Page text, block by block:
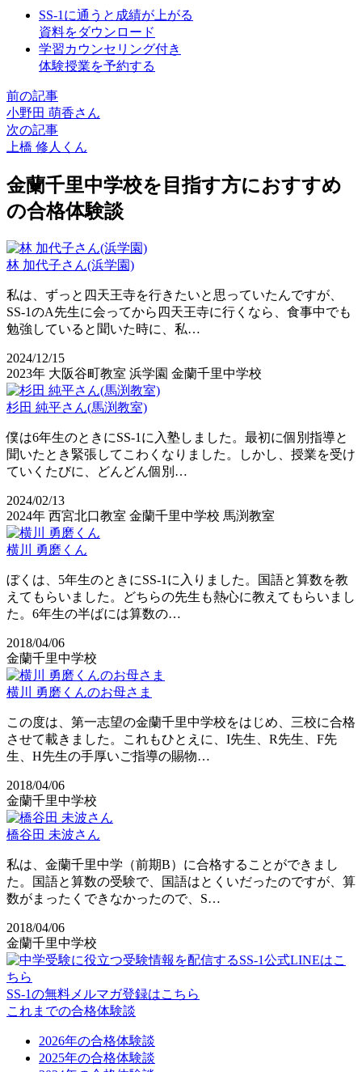
SS-1に通うと成績が上がる
資料をダウンロード
学習カウンセリング付き
体験授業を予約する
前の記事
小野田 萌香さん
次の記事
上橋 修人くん
金蘭千里中学校を目指す方におすすめ
の合格体験談
林 加代子さん(浜学園)
私は、ずっと四天王寺を行きたいと思っていたんですが、
SS-1のA先生に会ってから四天王寺に行くなら、食事中でも
勉強していると聞いた時に、私…
2024/12/15
2023年 大阪谷町教室 浜学園 金蘭千里中学校
杉田 純平さん(馬渕教室)
僕は6年生のときにSS-1に入塾しました。最初に個別指導と
聞いたとき緊張してこわくなりました。しかし、授業を受け
ていくたびに、どんどん個別…
2024/02/13
2024年 西宮北口教室 金蘭千里中学校 馬渕教室
横川 勇磨くん
ぼくは、5年生のときにSS-1に入りました。国語と算数を教
えてもらいました。どちらの先生も熱心に教えてもらいまし
た。6年生の半ばには算数の…
2018/04/06
金蘭千里中学校
横川 勇磨くんのお母さま
この度は、第一志望の金蘭千里中学校をはじめ、三校に合格
させて載きました。これもひとえに、I先生、R先生、F先
生、H先生の手厚いご指導の賜物…
2018/04/06
金蘭千里中学校
橋谷田 未波さん
私は、金蘭千里中学（前期B）に合格することができまし
た。国語と算数の受験で、国語はとくいだったのですが、算
数がまったくできなかったので、S…
2018/04/06
金蘭千里中学校
SS-1の無料メルマガ登録はこちら
これまでの合格体験談
2026年の合格体験談
2025年の合格体験談